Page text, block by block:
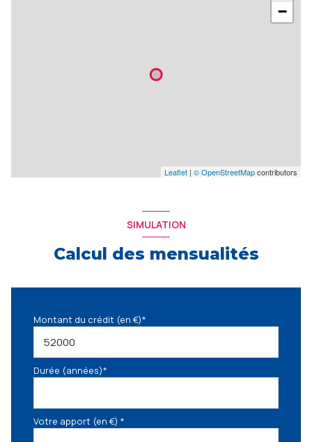
−
Leaflet | © OpenStreetMapcontributors
SIMULATION
Calcul des mensualités
Montant du crédit (en €)*
Durée (années)*
Votre apport (en €) *